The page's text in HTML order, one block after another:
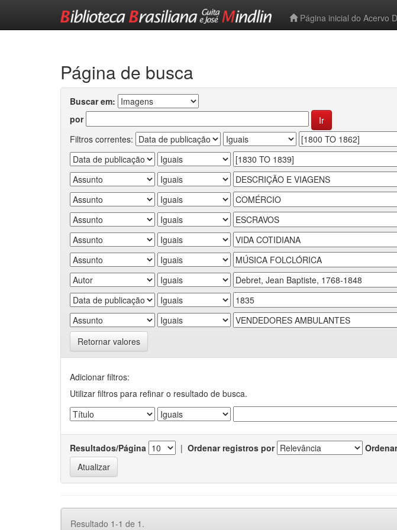
Página inicial do Acervo
Página de busca
Buscar em:
por
Filtros correntes:
Retornar valores
Adicionar filtros:
Utilizar filtros para refinar o resultado de busca.
Resultados/Página | Ordenar registros por Ordenar
Resultado 1-1 de 1.